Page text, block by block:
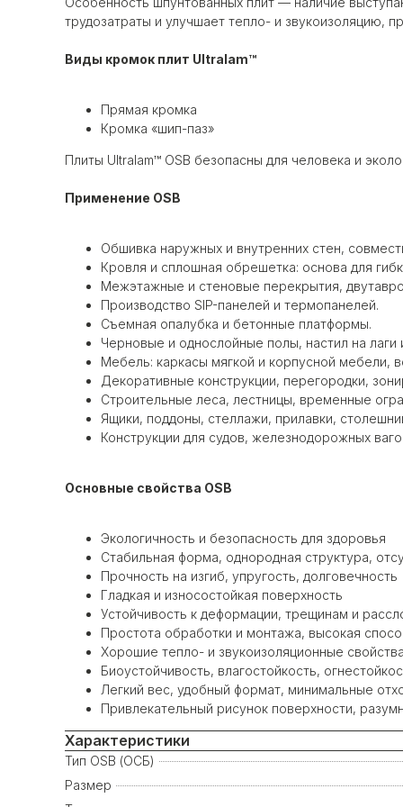
трудозатраты и улучшает тепло- и звукоизоляцию,
Виды кромок плит Ultralam™
Прямая кромка
Кромка «шип-паз»
Плиты Ultralam™ OSB безопасны для человека и
Применение OSB
Обшивка наружных и внутренних стен,
Кровля и сплошная обрешетка: основа для
Межэтажные и стеновые перекрытия,
Производство SIP-панелей и термопанелей.
Съемная опалубка и бетонные платформы.
Черновые и однослойные полы, настил на лаги
Мебель: каркасы мягкой и корпусной мебели,
Декоративные конструкции, перегородки,
Строительные леса, лестницы, временные
Ящики, поддоны, стеллажи, прилавки,
Конструкции для судов, железнодорожных
Основные свойства OSB
Экологичность и безопасность для здоровья
Стабильная форма, однородная структура,
Прочность на изгиб, упругость, долговечность
Гладкая и износостойкая поверхность
Устойчивость к деформации, трещинам и
Простота обработки и монтажа, высокая
Хорошие тепло- и звукоизоляционные
Биоустойчивость, влагостойкость,
Легкий вес, удобный формат, минимальные
Привлекательный рисунок поверхности,
Характеристики
Тип OSB (ОСБ)
Размер